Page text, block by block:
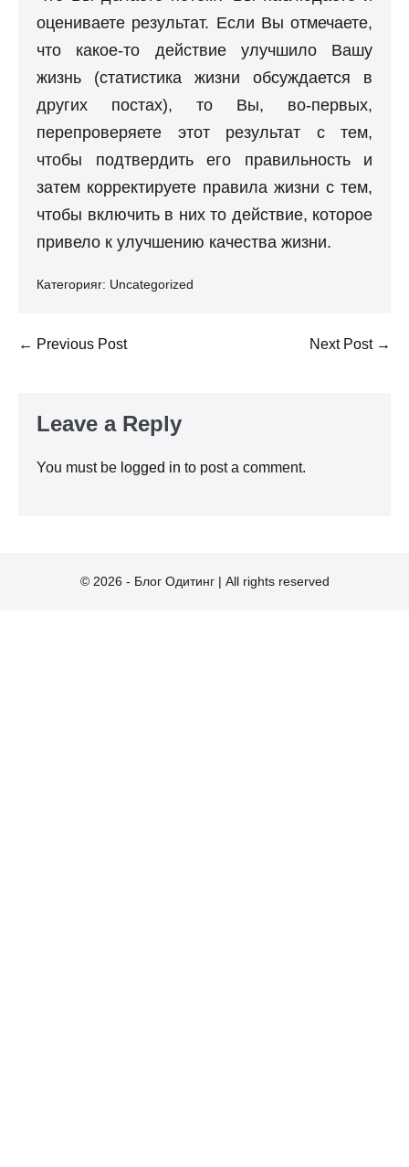
оцениваете результат. Если Вы отмечаете,
что какое-то действие улучшило Вашу
жизнь (статистика жизни обсуждается в
других постах), то Вы, во-первых,
перепроверяете этот результат с тем,
чтобы подтвердить его правильность и
затем корректируете правила жизни с тем,
чтобы включить в них то действие, которое
привело к улучшению качества жизни.
Категорияr: Uncategorized
Post
← Previous Post Next Post →
Leave a Reply
You must be logged in to post a comment.
© 2026 - Блог Одитинг | All rights reserved